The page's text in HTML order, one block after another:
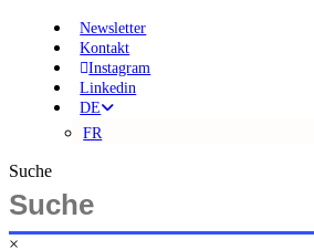
content
Newsletter
Kontakt
Instagram
Linkedin
DE
FR
Suche
×